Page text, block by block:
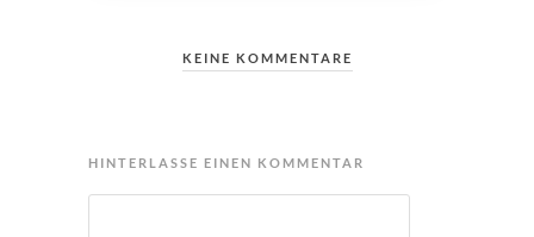
KEINE KOMMENTARE
HINTERLASSE EINEN KOMMENTAR